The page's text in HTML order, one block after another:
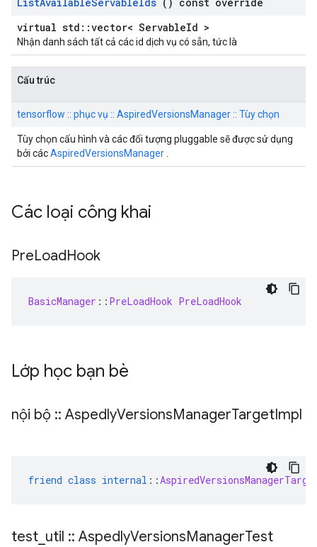
virtual std::vector< ServableId >
Nhận danh sách tất cả các id dịch vụ có sẵn, tức là
Cấu trúc
tensorflow :: phục vụ :: AspiredVersionsManager :: Tùy chọn
Tùy chọn cấu hình và các đối tượng pluggable sẽ được sử dụng
bởi cácAspiredVersionsManager
Các loại công khai
PreLoadHook
BasicManager :: PreLoadHook PreLoadHook
Lớp học bạn bè
nội bộ :: AspedlyVersionsManagerTargetImpl
friend class internal ::
test util :: AspedlyVersionsManagerTest